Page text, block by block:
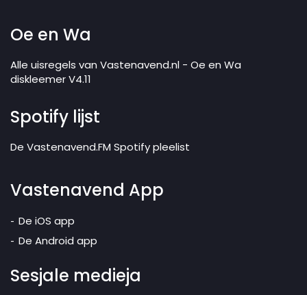
Oe en Wa
Alle uisregels van Vastenavend.nl - Oe en Wa
diskleemer V4.11
Spotify lijst
De Vastenavend.FM Spotify pleelist
Vastenavend App
De iOS app
De Android app
Sesjale medieja